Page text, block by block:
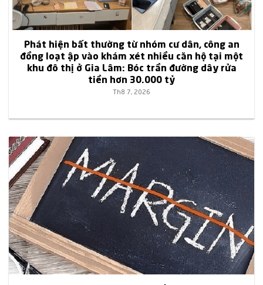
Phát hiện bất thường từ nhóm cư dân, công an
đồng loạt ập vào khám xét nhiều căn hộ tại một
khu đô thị ở Gia Lâm: Bóc trần đường dây rửa
tiền hơn 30.000 tỷ
Th8 7, 2026